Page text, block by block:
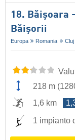
18. Băişoara
Băişorii
Europa Romania Cluj
218 m (
1,6 km
1 impianto